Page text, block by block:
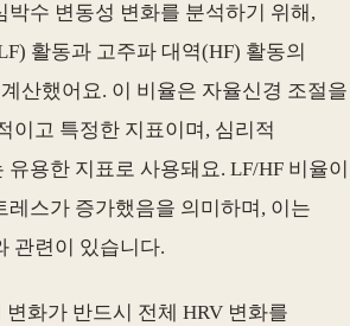
박수 변동성 변화를 분석하기 위해,
활동과 고주파 대역(HF) 활동의
산했어요. 이 비율은 자율신경 조절을
이고 특정한 지표이며, 심리적
용한 지표로 사용돼요. LF/HF 비율이
레스가 증가했음을 의미하며, 이는
관련이 있습니다.
화가 반드시 전체 HRV 변화를